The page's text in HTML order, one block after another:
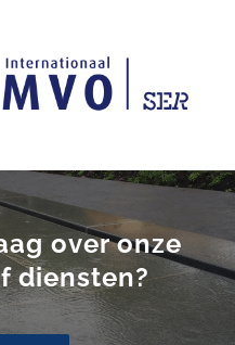
over onze
diensten?